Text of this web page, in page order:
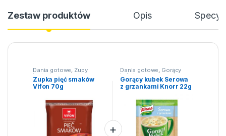
Zestaw produktów Opis
Dania gotowe, Zupy
instant
Zupka pięć smaków
Vifon 70g
Dania gotowe, Gorący
kubek
Gorący kubek Serowa
z grzankami Knorr 22g